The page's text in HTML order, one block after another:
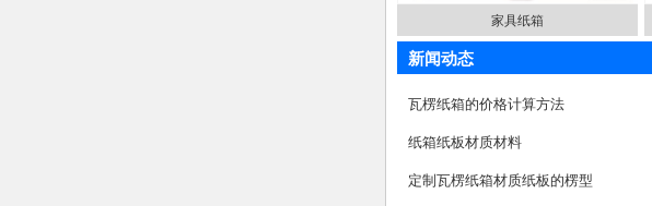
家具纸箱
新闻动态
瓦楞纸箱的价格计算方法
纸箱纸板材质材料
定制瓦楞纸箱材质纸板的楞型